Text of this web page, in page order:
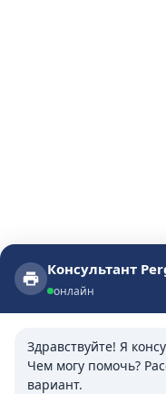
Консультант
онлайн
Здравствуйте! Я
Чем могу помочь?
вариант.
Консультант